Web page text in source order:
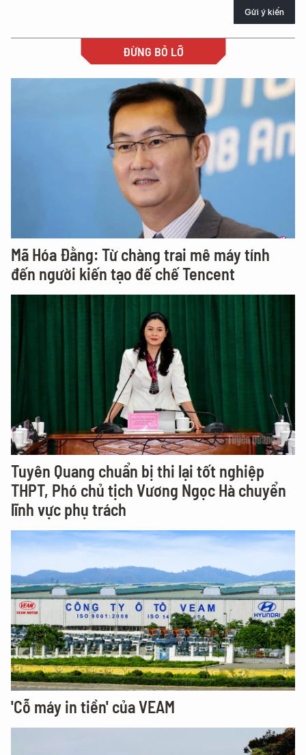
Gửi ý kiến
ĐỪNG BỎ LỠ
Mã Hóa Đằng: Từ chàng trai mê máy tính
đến người kiến tạo đế chế Tencent
Tuyên Quang chuẩn bị thi lại tốt nghiệp
THPT, Phó chủ tịch Vương Ngọc Hà chuyển
lĩnh vực phụ trách
'Cỗ máy in tiền' của VEAM